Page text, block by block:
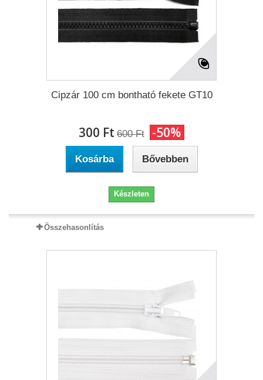
Cipzár 100 cm bontható fekete GT10
300 Ft‎ 600 Ft‎ -50%
Kosárba Bővebben
Készleten
Összehasonlítás